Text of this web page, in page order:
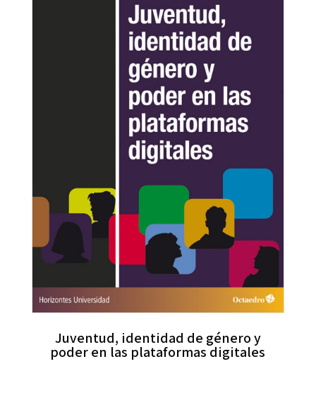
Juventud, identidad de género y
poder en las plataformas digitales